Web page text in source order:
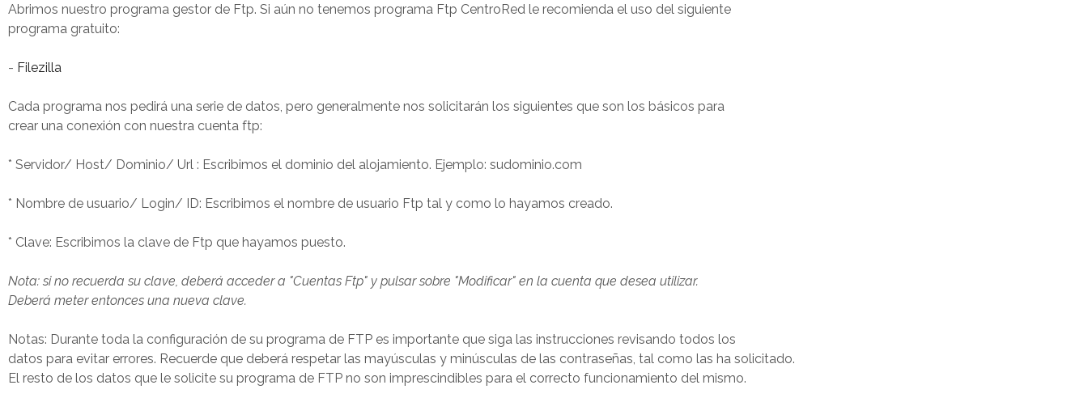
Abrimos nuestro programa gestor de Ftp. Si aún no tenemos programa Ftp CentroRed le recomienda el uso del siguiente
programa gratuito:
- Filezilla
Cada programa nos pedirá una serie de datos, pero generalmente nos solicitarán los siguientes que son los básicos para
crear una conexión con nuestra cuenta ftp:
* Servidor/ Host/ Dominio/ Url : Escribimos el dominio del alojamiento. Ejemplo: sudominio.com
* Nombre de usuario/ Login/ ID: Escribimos el nombre de usuario Ftp tal y como lo hayamos creado.
* Clave: Escribimos la clave de Ftp que hayamos puesto.
Nota: si no recuerda su clave, deberá acceder a "Cuentas Ftp" y pulsar sobre "Modificar" en la cuenta que desea utilizar.
Deberá meter entonces una nueva clave.
Notas: Durante toda la configuración de su programa de FTP es importante que siga las instrucciones revisando todos los
datos para evitar errores. Recuerde que deberá respetar las mayúsculas y minúsculas de las contraseñas, tal como las ha solicitado.
El resto de los datos que le solicite su programa de FTP no son imprescindibles para el correcto funcionamiento del mismo.